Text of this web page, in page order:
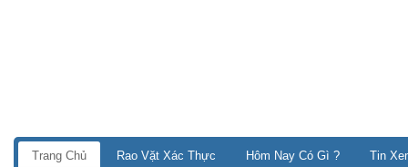
Trang Chủ Rao Vặt Xác Thực Hôm Nay Có Gì ? Tin